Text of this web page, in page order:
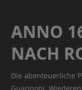
ANNO
NACH
Die abenteuerliche
Guarinoni.